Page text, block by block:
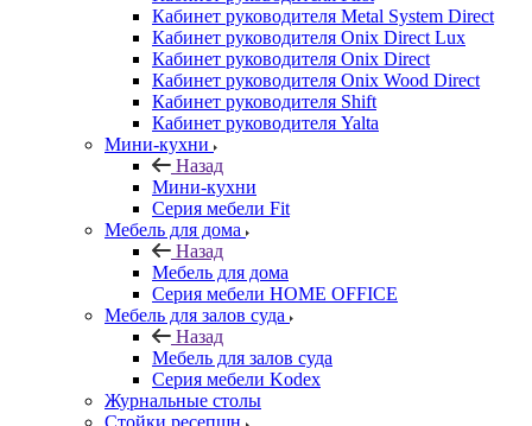
Кабинет руководителя Metal System Direct
Кабинет руководителя Onix Direct Lux
Кабинет руководителя Onix Direct
Кабинет руководителя Onix Wood Direct
Кабинет руководителя Shift
Кабинет руководителя Yalta
Мини-кухни
Назад
Мини-кухни
Серия мебели Fit
Мебель для дома
Назад
Мебель для дома
Серия мебели HOME OFFICE
Мебель для залов суда
Назад
Мебель для залов суда
Серия мебели Kodex
Журнальные столы
Стойки ресепшн